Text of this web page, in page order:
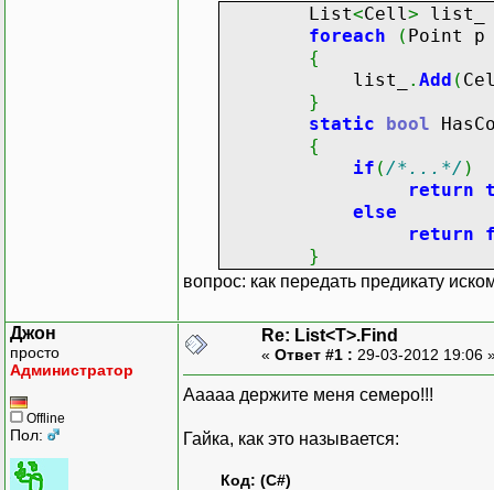
List<Cell >
foreach
( Point
{
list_
. Add (
}
static
bool
{
if ( /*...*/ )
return
else
return
}
вопрос: как передать предикату
Джон
просто
Администратор
Offline
Пол:
Re: List<T>.Find
« Ответ #1 : 29-03-2012 19:06
Ааааа держите меня семеро!!!
Гайка, как это называется:
Код: (C#)